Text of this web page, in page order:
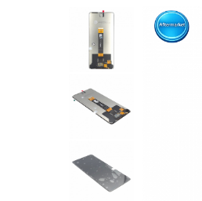
Ecrane Huawei / Honor
Ecrane Xiaomi / Redmi
Ecrane Motorola
Ecrane Oppo / Realme
Ecrane Diverse